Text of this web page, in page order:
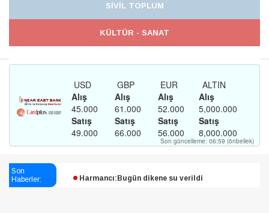
SİVİL TOPLUM
KÜLTÜR - SANAT
Son
Haberler:
Esendağlı:Adıyaman’daki süreç sona erdi, hukuk
Harmancı:Bugün dikene su verildi